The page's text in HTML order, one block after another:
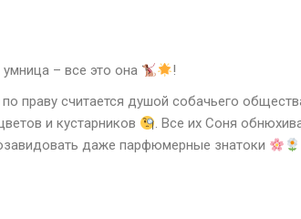
– все это она
!
по праву считается душой собачьего
и кустарников . Все их Соня
даже парфюмерные знатоки